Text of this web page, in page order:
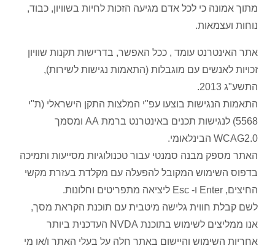
מתוך אמונה כי לכל אדם מגיעה הזכות לחיות בשוויון, כבוד,
נוחות ועצמאות.
אתר האינטרנט עומד , ככל האפשר, בדרישות תקנות שוויון
זכויות לאנשים עם מוגבלות (התאמות נגישות לשירות),
התשע"ג 2013.
התאמות הנגישות בוצעו עפ"י המלצות התקן הישראלי (ת"י
5568) לנגישות תכנים באינטרנט ברמת AA ומסמך
WCAG2.0 הבינלאומי.
האתר מספק מבנה סמנטי עבור טכנולוגיות מסייעות ותמיכה
בדפוס השימוש המקובל להפעלה עם מקלדת בעזרת מקשי
החיצים, Enter ו- Esc ליציאה מתפריטים וחלונות.
לשם קבלת חווית גלישה מיטבית עם תוכנת הקראת מסך,
אנו ממליצים לשימוש בתוכנת NVDA העדכנית ביותר
אחריות השימוש והיישום באתר חלה על בעלי האתר ו/או מי